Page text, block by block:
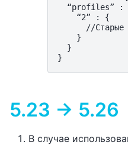
“profiles” :
    “2” : {
//Старые
    }
  }
5.23 -> 5.26
В случае